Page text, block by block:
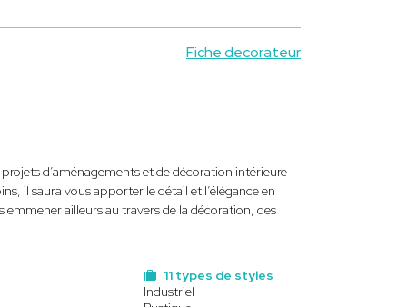
Fiche decorateur
d’aménagements et de décoration intérieure
il saura vous apporter le détail et l’élégance en
ailleurs au travers de la décoration, des
11 types de styles
Industriel